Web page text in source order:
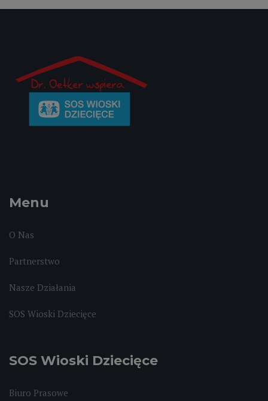
Menu
O Nas
Partnerstwo
Nasze Działania
SOS Wioski Dziecięce
SOS Wioski Dziecięce
Biuro Prasowe